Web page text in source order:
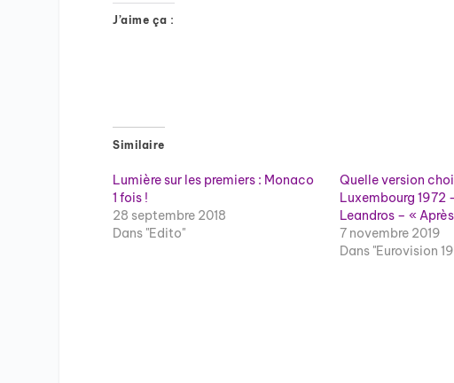
J’aime ça :
Similaire
Lumière sur les premiers : Monaco
1 fois !
28 septembre 2018
Dans "Edito"
Quelle version
Luxembourg 1972
Leandros – «
7 novembre 2019
Dans "Eurovision